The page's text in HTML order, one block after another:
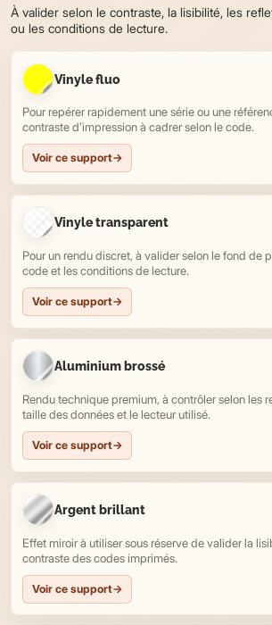
À valider selon le contraste, la lisibilité, les
ou les conditions de lecture.
Vinyle fluo
Pour repérer rapidement une série ou une
contraste d’impression à cadrer selon le code.
Voir ce support→
Vinyle transparent
Pour un rendu discret, à valider selon le fond de
code et les conditions de lecture.
Voir ce support→
Aluminium brossé
Rendu technique premium, à contrôler selon les
taille des données et le lecteur utilisé.
Voir ce support→
Argent brillant
Effet miroir à utiliser sous réserve de valider la
contraste des codes imprimés.
Voir ce support→